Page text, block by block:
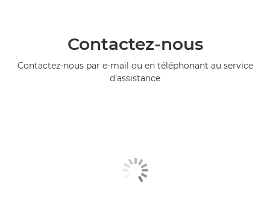
Contactez-nous
Contactez-nous par e-mail ou en téléphonant au service
d'assistance